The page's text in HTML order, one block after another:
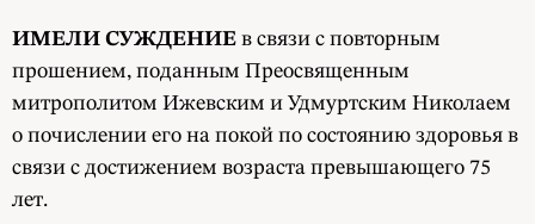
ИМЕЛИ СУЖДЕНИЕ в связи с повторным
прошением, поданным Преосвященным
митрополитом Ижевским и Удмуртским Николаем
о почислении его на покой по состоянию здоровья в
связи с достижением возраста превышающего 75
лет.